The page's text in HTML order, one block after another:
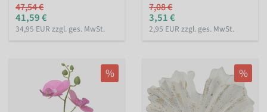
47,54 €
41,59 €
34,95 EUR zzgl. ges. MwSt.
7,08 €
3,51 €
2,95 EUR zzgl. ges. MwSt.
% %